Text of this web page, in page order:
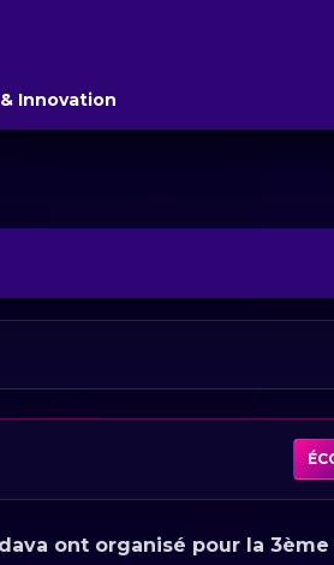
Innovation
ont organisé pour la